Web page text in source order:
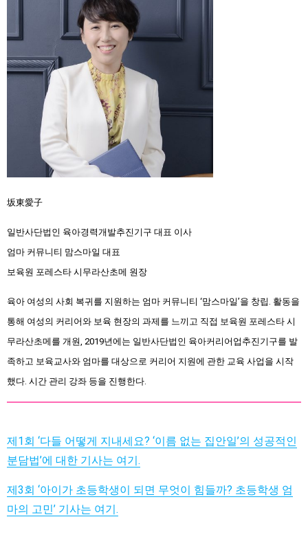
坂東愛子
일반사단법인 육아경력개발추진기구 대표 이사
엄마 커뮤니티 맘스마일 대표
보육원 포레스타 시무라산초메 원장
육아 여성의 사회 복귀를 지원하는 엄마 커뮤니티 ‘맘스마일’을 창립. 활동을
통해 여성의 커리어와 보육 현장의 과제를 느끼고 직접 보육원 포레스타 시
무라산초메를 개원, 2019년에는 일반사단법인 육아커리어업추진기구를 발
족하고 보육교사와 엄마를 대상으로 커리어 지원에 관한 교육 사업을 시작
했다. 시간 관리 강좌 등을 진행한다.
제1회 ‘다들 어떻게 지내세요? ‘이름 없는 집안일’의 성공적인
분담법’에 대한 기사는 여기.
제3회 ‘아이가 초등학생이 되면 무엇이 힘들까? 초등학생 엄
마의 고민’ 기사는 여기.